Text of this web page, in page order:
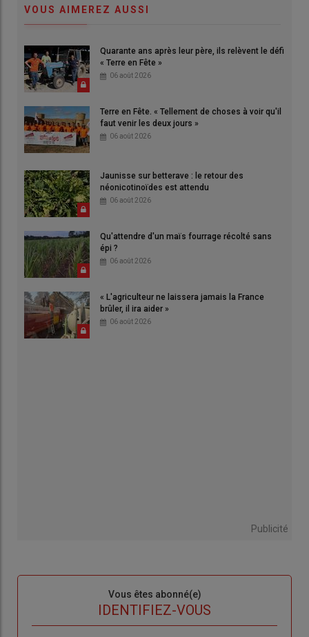
VOUS AIMEREZ AUSSI
Quarante ans après leur père, ils relèvent le défi
« Terre en Fête »
06 août 2026
Terre en Fête. « Tellement de choses à voir qu'il
faut venir les deux jours »
06 août 2026
Jaunisse sur betterave : le retour des
néonicotinoïdes est attendu
06 août 2026
Qu'attendre d'un maïs fourrage récolté sans
épi ?
06 août 2026
« L'agriculteur ne laissera jamais la France
brûler, il ira aider »
06 août 2026
Publicité
Vous êtes abonné(e)
IDENTIFIEZ-VOUS